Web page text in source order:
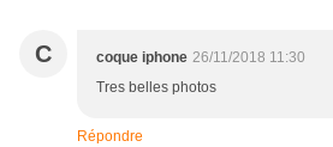
C coque iphone 26/11/2018 11:30
Tres belles photos
Répondre